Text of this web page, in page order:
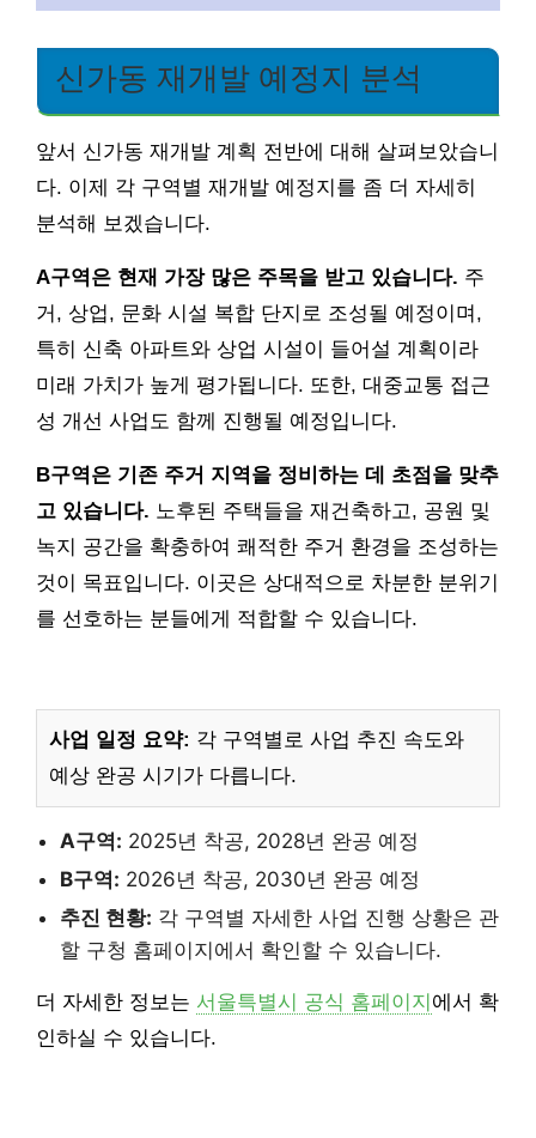
신가동 재개발 예정지 분석
앞서 신가동 재개발 계획 전반에 대해 살펴보았습니
다. 이제 각 구역별 재개발 예정지를 좀 더 자세히
분석해 보겠습니다.
A구역은 현재 가장 많은 주목을 받고 있습니다. 주
거, 상업, 문화 시설 복합 단지로 조성될 예정이며,
특히 신축 아파트와 상업 시설이 들어설 계획이라
미래 가치가 높게 평가됩니다. 또한, 대중교통 접근
성 개선 사업도 함께 진행될 예정입니다.
B구역은 기존 주거 지역을 정비하는 데 초점을 맞추
고 있습니다. 노후된 주택들을 재건축하고, 공원 및
녹지 공간을 확충하여 쾌적한 주거 환경을 조성하는
것이 목표입니다. 이곳은 상대적으로 차분한 분위기
를 선호하는 분들에게 적합할 수 있습니다.
사업 일정 요약: 각 구역별로 사업 추진 속도와
예상 완공 시기가 다릅니다.
A구역: 2025년 착공, 2028년 완공 예정
B구역: 2026년 착공, 2030년 완공 예정
추진 현황: 각 구역별 자세한 사업 진행 상황은 관
할 구청 홈페이지에서 확인할 수 있습니다.
더 자세한 정보는 서울특별시 공식 홈페이지 에서 확
인하실 수 있습니다.